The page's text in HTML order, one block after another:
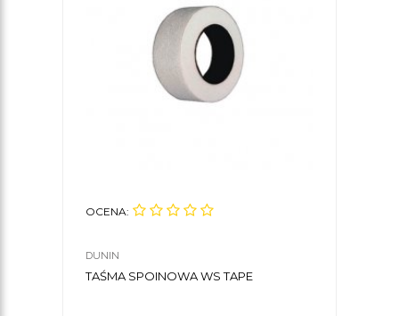
OCENA:
DUNIN
TAŚMA SPOINOWA WS TAPE